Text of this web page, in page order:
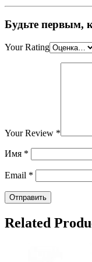
Будьте первым,
Your Rating
Your Review *
Имя *
Email *
Related